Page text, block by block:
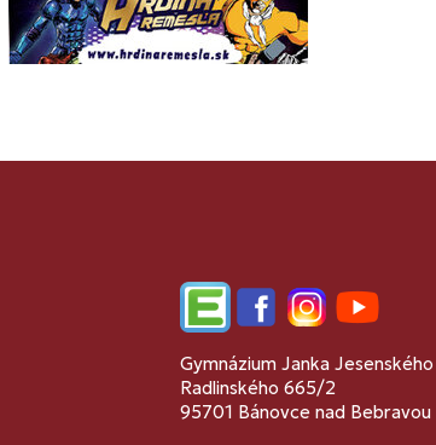
EdupageFacebookInstagramYouTube
Gymnázium Janka Jesenského
Radlinského 665/2
95701 Bánovce nad Bebravou